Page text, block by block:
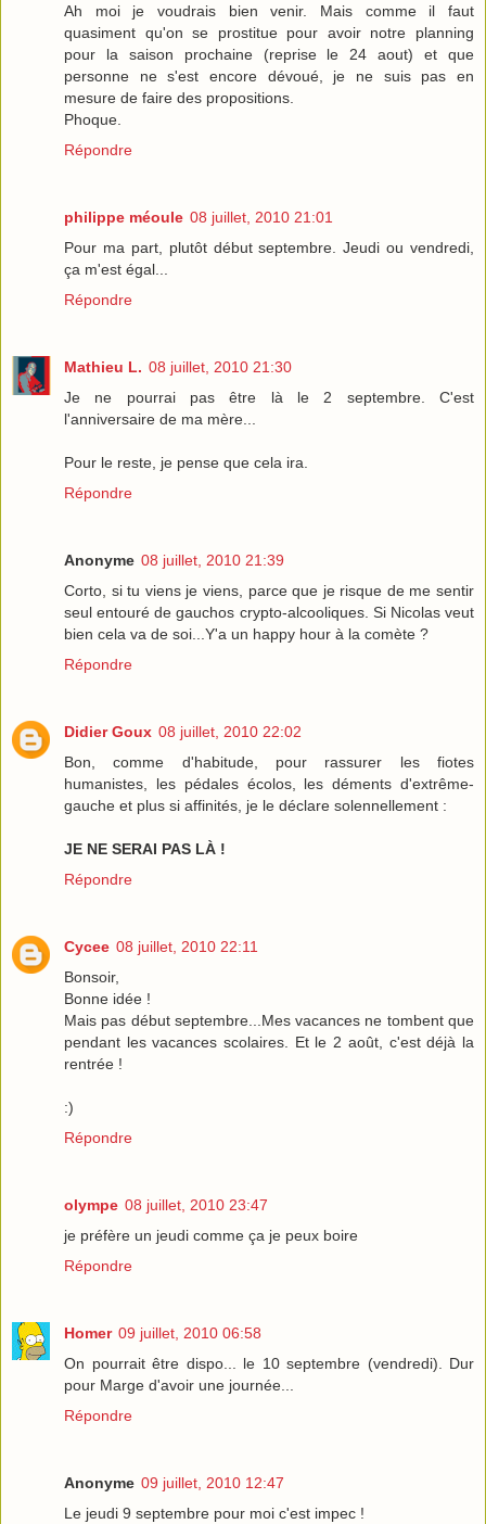
Ah moi je voudrais bien venir. Mais comme il faut
quasiment qu'on se prostitue pour avoir notre planning
pour la saison prochaine (reprise le 24 aout) et que
personne ne s'est encore dévoué, je ne suis pas en
mesure de faire des propositions.
Phoque.
Répondre
philippe méoule 08 juillet, 2010 21:01
Pour ma part, plutôt début septembre. Jeudi ou vendredi,
ça m'est égal...
Répondre
Mathieu L. 08 juillet, 2010 21:30
Je ne pourrai pas être là le 2 septembre. C'est
l'anniversaire de ma mère...
Pour le reste, je pense que cela ira.
Répondre
Anonyme 08 juillet, 2010 21:39
Corto, si tu viens je viens, parce que je risque de me sentir
seul entouré de gauchos crypto-alcooliques. Si Nicolas veut
bien cela va de soi...Y'a un happy hour à la comète ?
Répondre
Didier Goux 08 juillet, 2010 22:02
Bon, comme d'habitude, pour rassurer les fiotes
humanistes, les pédales écolos, les déments d'extrême-
gauche et plus si affinités, je le déclare solennellement :
JE NE SERAI PAS LÀ !
Répondre
Cycee 08 juillet, 2010 22:11
Bonsoir,
Bonne idée !
Mais pas début septembre...Mes vacances ne tombent que
pendant les vacances scolaires. Et le 2 août, c'est déjà la
rentrée !
:)
Répondre
olympe 08 juillet, 2010 23:47
je préfère un jeudi comme ça je peux boire
Répondre
Homer 09 juillet, 2010 06:58
On pourrait être dispo... le 10 septembre (vendredi). Dur
pour Marge d'avoir une journée...
Répondre
Anonyme 09 juillet, 2010 12:47
Le jeudi 9 septembre pour moi c'est impec !